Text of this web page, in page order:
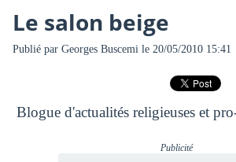
Le salon beige
Publié par Georges Buscemile 20/05/2010 15:41
Blogue d'actualités religieuses et
Publicité